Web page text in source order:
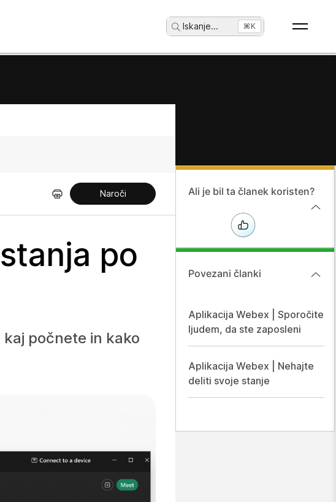
Iskanje... ⌘K
Naroči
po
počnete in kako
Ali je bil ta članek koristen?
Povezani članki
Aplikacija Webex | Sporočite
ljudem, da ste zaposleni
Aplikacija Webex | Nehajte
deliti svoje stanje